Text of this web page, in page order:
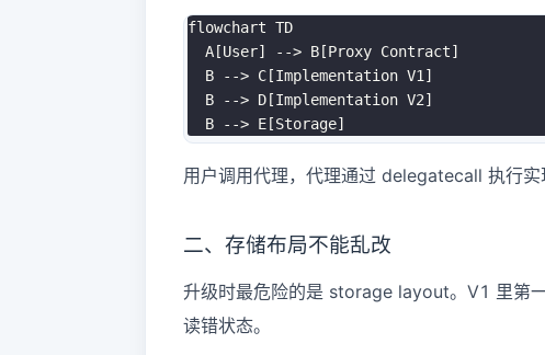
flowchart TD
  A[User] --> B[Proxy Contract]
  B --> C[Implementation V1]
  B --> D[Implementation V2]
用户调用代理，代理通过 delegatecall 执行实
二、存储布局不能乱改
升级时最危险的是 storage layout。V1 里第
读错状态。